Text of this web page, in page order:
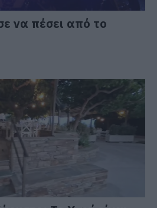
να πέσει από το